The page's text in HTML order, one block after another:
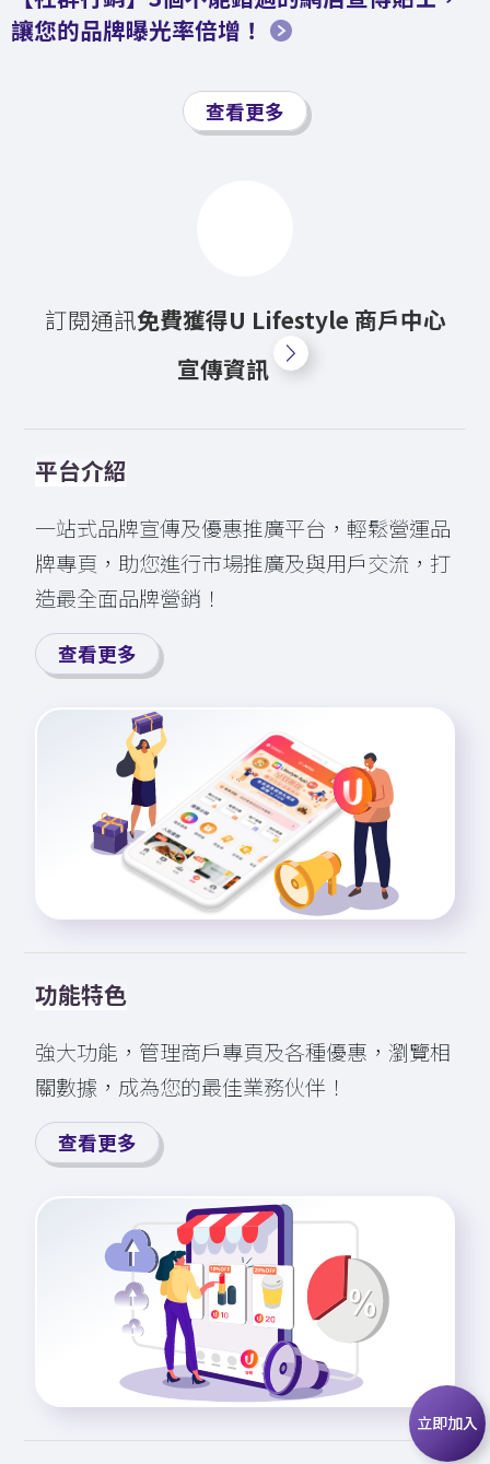
讓您的品牌曝光率倍增！
查看更多
訂閱通訊免費獲得U⁠ ⁠Lifestyle⁠ ⁠商⁠戶⁠中⁠心
宣⁠傳⁠資⁠訊
平台介紹
一站式品牌宣傳及優惠推廣平台，輕⁠鬆營運品
牌專頁，助您進行市場推廣及與用戶交流，打
造最全面品牌營銷！
查看更多
功能特色
強大功能，管理商戶專頁及各種優⁠⁠惠，瀏⁠覽⁠相
關數據，成為您的最佳業務伙伴！
查看更多
立即加入